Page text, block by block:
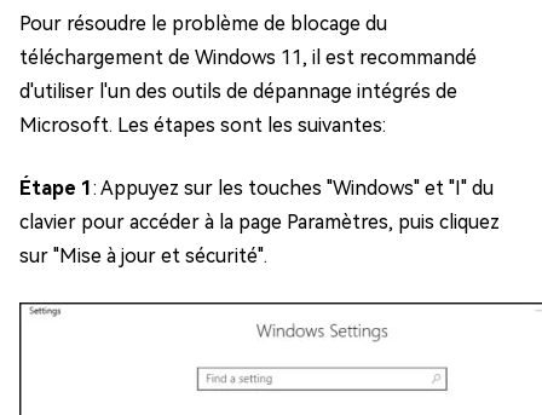
Pour résoudre le problème de blocage du
téléchargement de Windows 11, il est recommandé
d'utiliser l'un des outils de dépannage intégrés de
Microsoft. Les étapes sont les suivantes:
Étape 1: Appuyez sur les touches "Windows" et "I" du
clavier pour accéder à la page Paramètres, puis cliquez
sur "Mise à jour et sécurité".